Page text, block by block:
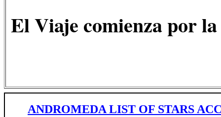
El Viaje comienza por
ANDROMEDA LIST OF STARS